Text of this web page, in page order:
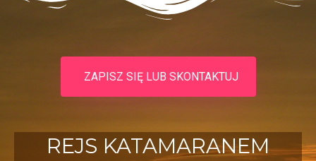
REJS KATAMARANEM
ZAPISZ SIĘ LUB SKONTAKTUJ